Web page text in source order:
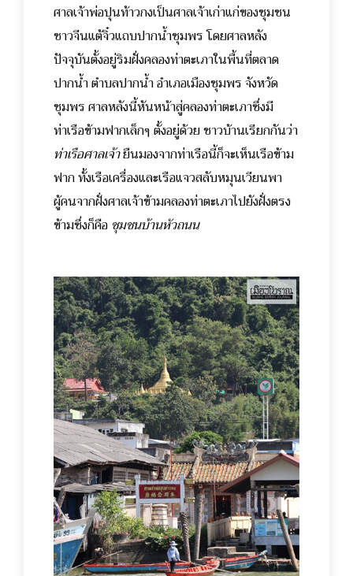
ศาลเจ้าพ่อปุนท้าวกงเป็นศาลเจ้าเก่าแก่ของชุมชน
ชาวจีนแต้จิ๋วแถบปากน้ำชุมพร โดยศาลหลัง
ปัจจุบันตั้งอยู่ริมฝั่งคลองท่าตะเภาในพื้นที่ตลาด
ปากน้ำ ตำบลปากน้ำ อำเภอเมืองชุมพร จังหวัด
ชุมพร ศาลหลังนี้หันหน้าสู่คลองท่าตะเภาซึ่งมี
ท่าเรือข้ามฟากเล็กๆ ตั้งอยู่ด้วย ชาวบ้านเรียกกันว่า
ท่าเรือศาลเจ้ายืนมองจากท่าเรือนี้ก็จะเห็นเรือข้าม
ฟาก ทั้งเรือเครื่องและเรือแจวสลับหมุนเวียนพา
ผู้คนจากฝั่งศาลเจ้าข้ามคลองท่าตะเภาไปยังฝั่งตรง
ข้ามซึ่งก็คือชุมชนบ้านหัวถนน